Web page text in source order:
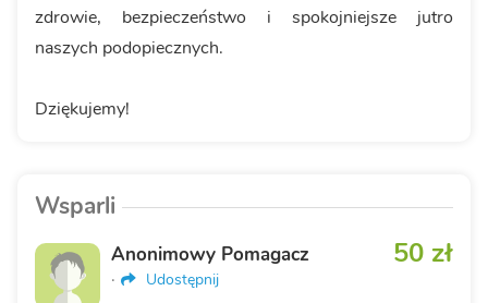
zdrowie, bezpieczeństwo i spokojniejsze jutro
naszych podopiecznych.
Dziękujemy!
Wsparli
50 zł
Anonimowy Pomagacz
· Udostępnij